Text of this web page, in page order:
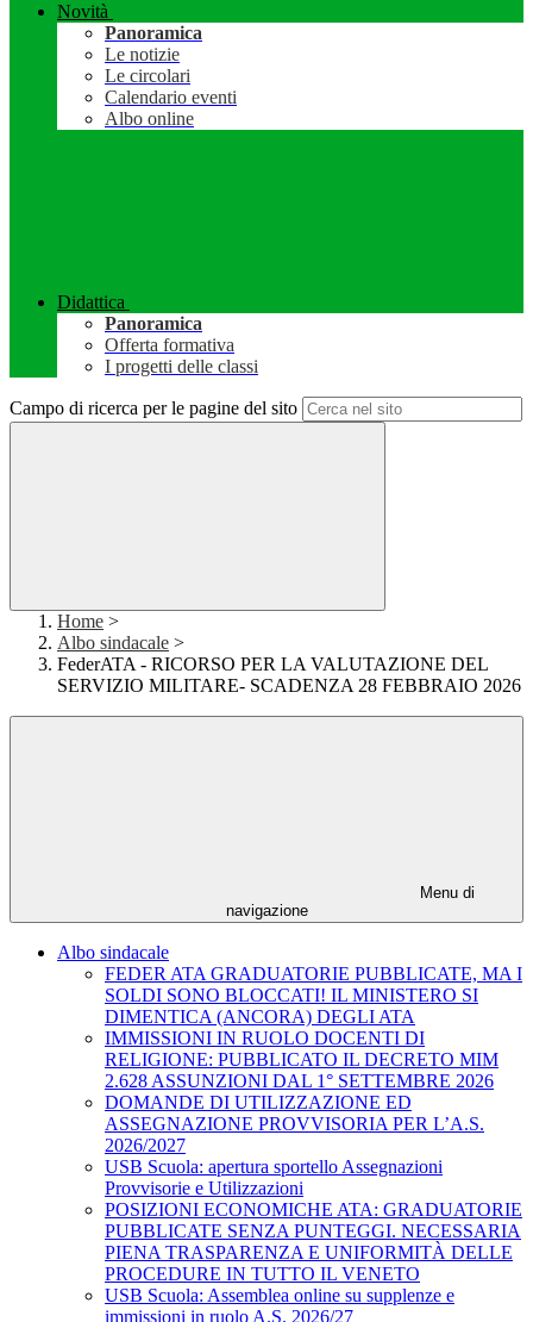
Novità
Panoramica
Le notizie
Le circolari
Calendario eventi
Albo online
Didattica
Panoramica
Offerta formativa
I progetti delle classi
Campo di ricerca per le pagine del sito
Home >
Albo sindacale >
FederATA - RICORSO PER LA VALUTAZIONE DEL
SERVIZIO MILITARE- SCADENZA 28 FEBBRAIO 2026
Menu di
navigazione
Albo sindacale
FEDER ATA GRADUATORIE PUBBLICATE, MA I
SOLDI SONO BLOCCATI! IL MINISTERO SI
DIMENTICA (ANCORA) DEGLI ATA
IMMISSIONI IN RUOLO DOCENTI DI
RELIGIONE: PUBBLICATO IL DECRETO MIM
2.628 ASSUNZIONI DAL 1° SETTEMBRE 2026
DOMANDE DI UTILIZZAZIONE ED
ASSEGNAZIONE PROVVISORIA PER L’A.S.
2026/2027
USB Scuola: apertura sportello Assegnazioni
Provvisorie e Utilizzazioni
POSIZIONI ECONOMICHE ATA: GRADUATORIE
PUBBLICATE SENZA PUNTEGGI. NECESSARIA
PIENA TRASPARENZA E UNIFORMITÀ DELLE
PROCEDURE IN TUTTO IL VENETO
USB Scuola: Assemblea online su supplenze e
immissioni in ruolo A.S. 2026/27